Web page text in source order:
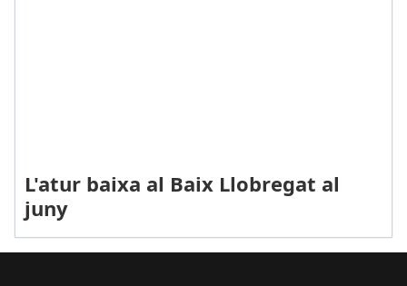
L'atur baixa al Baix Llobregat al
juny